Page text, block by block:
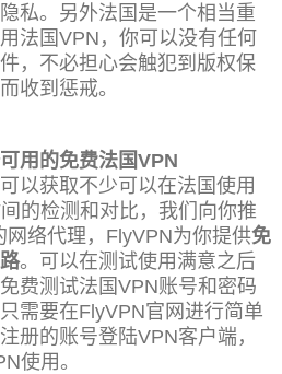
私。另外法国是一个相当重
法国VPN，你可以没有任何
，不必担心会触犯到版权保
收到惩戒。
用的免费法国VPN
以获取不少可以在法国使用
的检测和对比，我们向你推
络代理，FlyVPN为你提供免
。可以在测试使用满意之后
费测试法国VPN账号和密码
需要在FlyVPN官网进行简单
册的账号登陆VPN客户端，
使用。